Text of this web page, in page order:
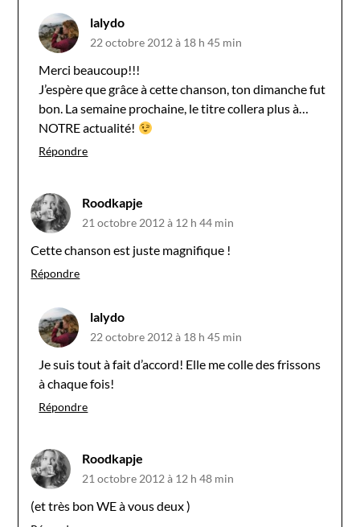
lalydo
22 octobre 2012 à 18 h 45 min
Merci beaucoup!!!
J’espère que grâce à cette chanson, ton dimanche fut
bon. La semaine prochaine, le titre collera plus à…
NOTRE actualité!
Répondre
Roodkapje
21 octobre 2012 à 12 h 44 min
Cette chanson est juste magnifique !
Répondre
lalydo
22 octobre 2012 à 18 h 45 min
Je suis tout à fait d’accord! Elle me colle des frissons
à chaque fois!
Répondre
Roodkapje
21 octobre 2012 à 12 h 48 min
(et très bon WE à vous deux )